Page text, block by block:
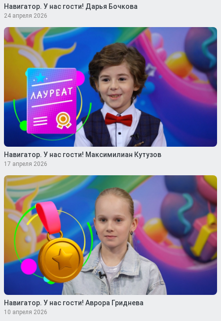
Навигатор. У нас гости! Дарья Бочкова
24 апреля 2026
Навигатор. У нас гости! Максимилиан Кутузов
17 апреля 2026
Навигатор. У нас гости! Аврора Гриднева
10 апреля 2026